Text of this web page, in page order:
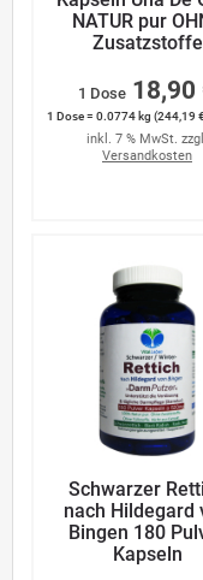
NATUR pur
Zusatzstoffe
1 Dose 18,90
1 Dose = 0.0774 kg (244,19
inkl. 7 % MwSt.
Versandkosten
Schwarzer
nach Hildegard
Bingen 180
Kapseln